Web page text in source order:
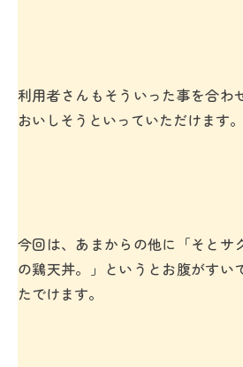
利用者さんもそういった事を合わ
おいしそうといっていただけます。
今回は、あまからの他に「そとサ
の鶏天丼。」というとお腹がすい
たでけます。